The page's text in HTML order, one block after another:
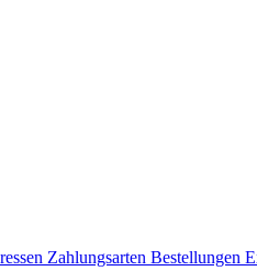
Zahlungsarten Bestellungen